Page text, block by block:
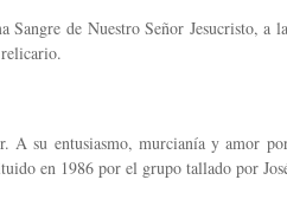
de Nuestro Señor Jesucristo, a
A su entusiasmo, murcianía y amor
en 1986 por el grupo tallado por